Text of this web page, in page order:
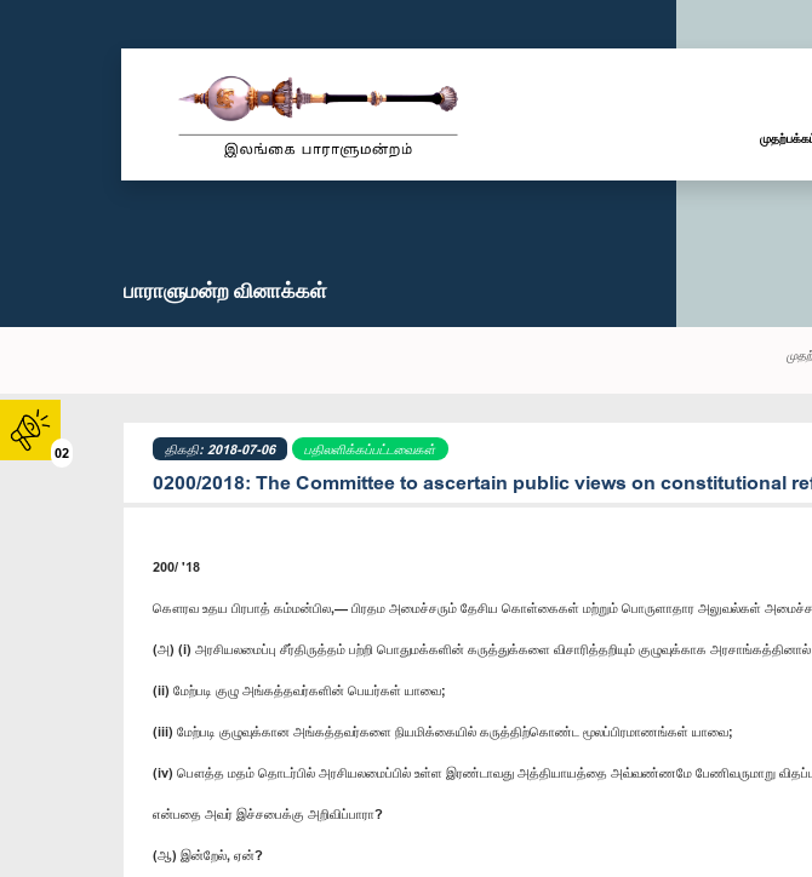
02
பாராளுமன்ற வினாக்கள்
திகதி: 2018-07-06 பதிலளிக்கப்பட்டவைகள்
0200/2018: The Committee to ascertain public views on constitutional
200/ '18
கௌரவ உதய பிரபாத் கம்மன்பில,— பிரதம அமைச்சரும் தேசிய கொள்கைகள் மற்றும் பொருளாதார அலுவல்கள்
(அ) (i) அரசியலமைப்பு சீர்திருத்தம் பற்றி பொதுமக்களின் கருத்துக்களை விசாரித்தறியும் குழுவுக்காக
(ii) மேற்படி குழு அங்கத்தவர்களின் பெயர்கள் யாவை;
(iii) மேற்படி குழுவுக்கான அங்கத்தவர்களை நியமிக்கையில் கருத்திற்கொண்ட மூலப்பிரமாணங்கள் யாவை;
(iv) பௌத்த மதம் தொடர்பில் அரசியலமைப்பில் உள்ள இரண்டாவது அத்தியாயத்தை அவ்வண்ணமே பேணிவருமாறு
என்பதை அவர் இச்சபைக்கு அறிவிப்பாரா?
(ஆ) இன்றேல், ஏன்?